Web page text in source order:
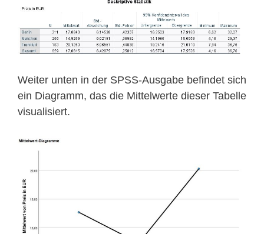
Weiter unten in der SPSS-Ausgabe befindet sich
ein Diagramm, das die Mittelwerte dieser Tabelle
visualisiert.